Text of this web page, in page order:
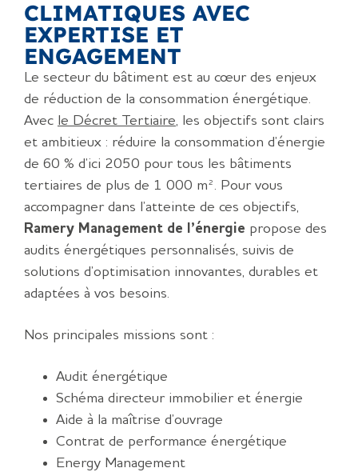
CLIMATIQUES AVEC
EXPERTISE ET
ENGAGEMENT
Le secteur du bâtiment est au cœur des enjeux
de réduction de la consommation énergétique.
Avec e Décret Tertiaire, les objectifs sont clairs
et ambitieux : réduire la consommation d’énergie
de 60 % d’ici 2050 pour tous les bâtiments
tertiaires de plus de 1 000 m². Pour vous
accompagner dans l’atteinte de ces objectifs,
Ramery Management de l’énergie propose des
audits énergétiques personnalisés, suivis de
solutions d’optimisation innovantes, durables et
adaptées à vos besoins.
Nos principales missions sont :
Audit énergétique
Schéma directeur immobilier et énergie
Aide à la maîtrise d’ouvrage
Contrat de performance énergétique
Energy Management